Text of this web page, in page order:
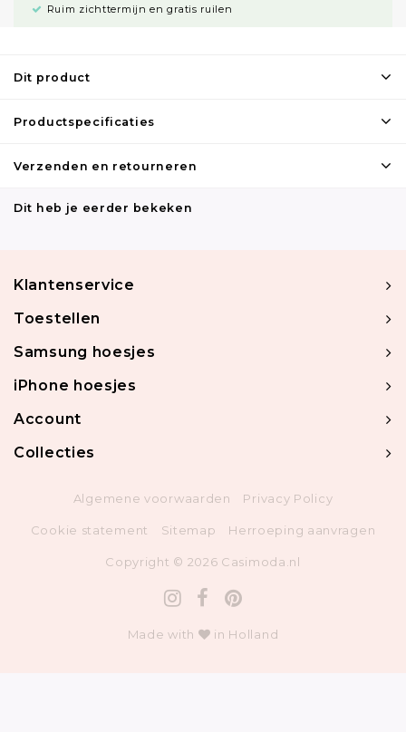
Ruim zichttermijn en gratis ruilen
Dit product
Productspecificaties
Verzenden en retourneren
Dit heb je eerder bekeken
Klantenservice
Toestellen
Samsung hoesjes
iPhone hoesjes
Account
Collecties
Algemene voorwaarden Privacy Policy
Cookie statement Sitemap Herroeping aanvragen
Copyright © 2026 Casimoda.nl
Made with in Holland